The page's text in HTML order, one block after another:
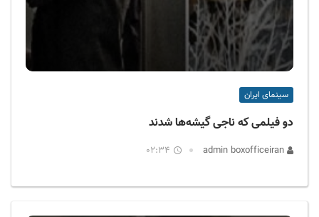
سینمای ایران
دو فیلمی که ناجی گیشه‌ها شدند
02:34